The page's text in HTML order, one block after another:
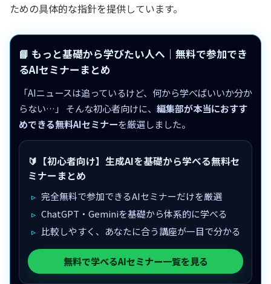
ための具体的な指針を提供しています。
📘 もっと基礎から学びたい人へ｜無料で参加でき
るAIセミナーまとめ
「AIニュースは追っているけど、何から学べばいいか分か
らない…」 そんな初心者向けに、 編集部が本当におすす
めできる無料AIセミナーを厳選しました。
🔰【初心者向け】生成AIを基礎から学べる無料セ
ミナーまとめ
完全無料で参加できるAIセミナーだけを厳選
ChatGPT・Geminiを基礎から体系的に学べる
比較しやすく、あなたに合う講座が一目で分かる
無料で学べるAIセミナー一覧を見る